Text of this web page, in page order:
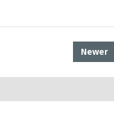
Newer